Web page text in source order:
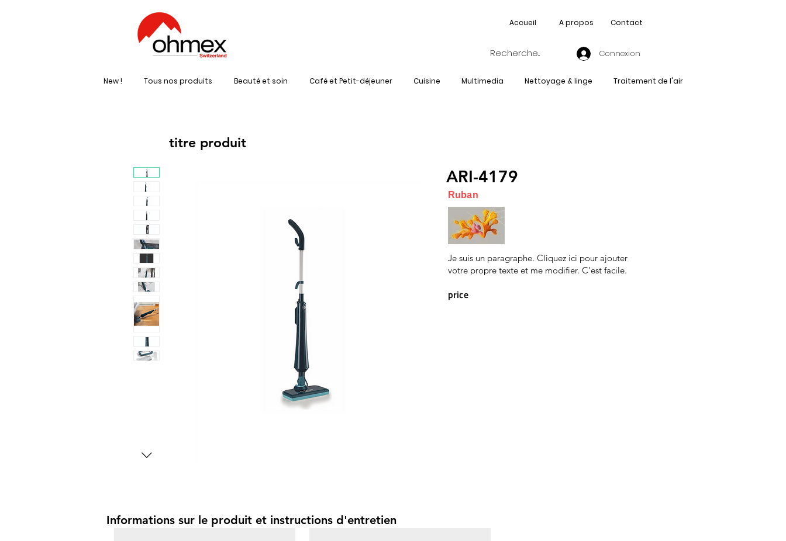
Accueil A propos Contact
Connexion
New ! Tous nos produits Beauté et soin Café et Petit-déjeuner Cuisine Multimedia Nettoyage & linge Traitement de l'air
titre produit
ARI-4179
Je suis un paragraphe. Cliquez ici pour ajouter
votre propre texte et me modifier. C'est facile.
price
Ruban
Informations sur le produit et instructions d'entretien